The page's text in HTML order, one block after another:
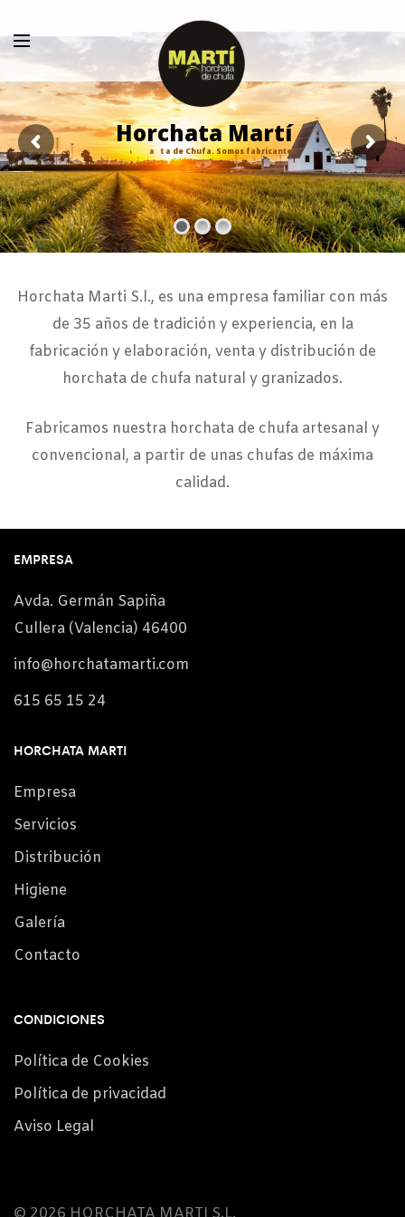
o c h ata de Chufa.Somosfabricantes
HorchataMartí
Horchata Marti S.l., es una empresa familiar con más
de 35 años de tradición y experiencia, en la
fabricación y elaboración, venta y distribución de
horchata de chufa natural y granizados.
Fabricamos nuestra horchata de chufa artesanal y
convencional, a partir de unas chufas de máxima
calidad.
EMPRESA
Avda. Germán Sapiña
Cullera (Valencia) 46400
info@horchatamarti.com
615 65 15 24
HORCHATA MARTI
Empresa
Servicios
Distribución
Higiene
Galería
Contacto
CONDICIONES
Política de Cookies
Política de privacidad
Aviso Legal